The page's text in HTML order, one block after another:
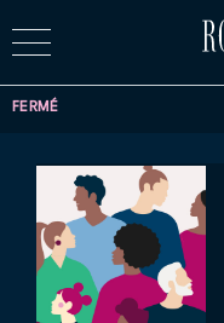
FERMÉ